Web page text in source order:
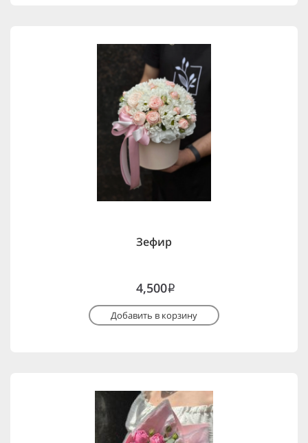
Зефир
4,500i
Добавить в корзину